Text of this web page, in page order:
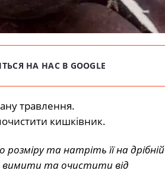
НА НАС В GOOGLE
травлення.
кишківник.
розміру та натріть її на дрібній
вимити та очистити від